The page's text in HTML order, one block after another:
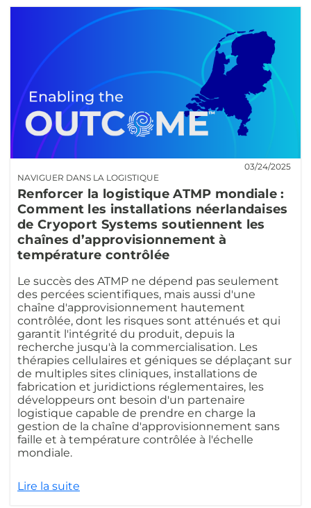
NAVIGUER DANS LA LOGISTIQUE
03/24/2025
Renforcer la logistique ATMP mondiale :
Comment les installations néerlandaises
de Cryoport Systems soutiennent les
chaînes d’approvisionnement à
température contrôlée
Le succès des ATMP ne dépend pas seulement
des percées scientifiques, mais aussi d'une
chaîne d'approvisionnement hautement
contrôlée, dont les risques sont atténués et qui
garantit l'intégrité du produit, depuis la
recherche jusqu'à la commercialisation. Les
thérapies cellulaires et géniques se déplaçant sur
de multiples sites cliniques, installations de
fabrication et juridictions réglementaires, les
développeurs ont besoin d'un partenaire
logistique capable de prendre en charge la
gestion de la chaîne d'approvisionnement sans
faille et à température contrôlée à l'échelle
mondiale.
Lire la suite